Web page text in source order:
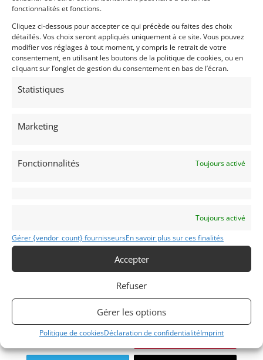
fonctionnalités et fonctions.
Cliquez ci-dessous pour accepter ce qui précède ou faites des choix
détaillés. Vos choix seront appliqués uniquement à ce site. Vous pouvez
modifier vos réglages à tout moment, y compris le retrait de votre
consentement, en utilisant les boutons de la politique de cookies, ou en
cliquant sur l’onglet de gestion du consentement en bas de l’écran.
Statistiques
Marketing
Fonctionnalités Toujours activé
Toujours activé
Gérer {vendor_count} fournisseursEn savoir plus sur ces finalités
Accepter
Refuser
Gérer les options
Politique de cookiesDéclaration de confidentialitéImprint
Voir l'annonce defroget.t
Publié: 6 mars 2026 (il y a 5 mois)
AUTO
GT Rallye FIA
Grand Tourisme [GT]
GT Rallye - Cote
Nice
Modifier mon annonce
Contacter le vendeur par mail
Portable